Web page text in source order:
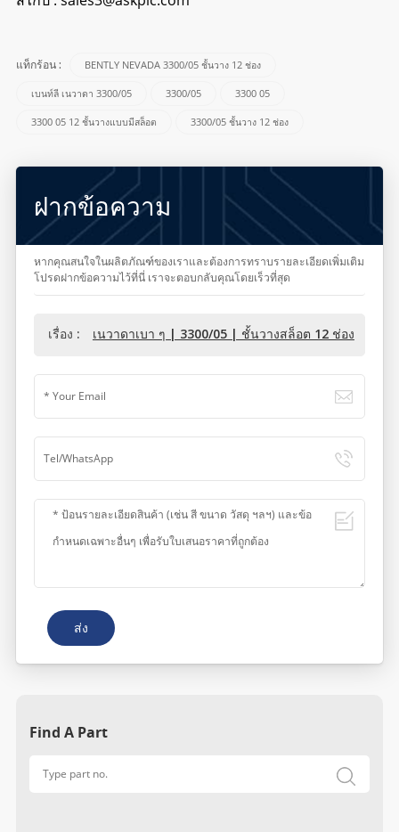
แท็กร้อน : BENTLY NEVADA 3300/05 ชั้นวาง 12 ช่อง
เบนท์ลี เนวาดา 3300/05 3300/05 3300 05
3300 05 12 ชั้นวางแบบมีสล็อต 3300/05 ชั้นวาง 12 ช่อง
ฝากข้อความ
หากคุณสนใจในผลิตภัณฑ์ของเราและต้องการทราบรายละเอียดเพิ่มเติม
โปรดฝากข้อความไว้ที่นี่ เราจะตอบกลับคุณโดยเร็วที่สุด
เรื่อง : เนวาดาเบา ๆ | 3300/05 | ชั้นวางสล็อต 12 ช่อง
ส่ง
Find A Part